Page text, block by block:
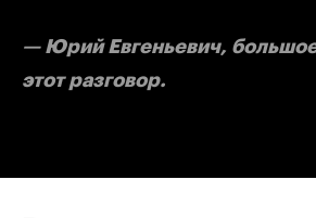
— Юрий Евгеньевич, большое
этот разговор.